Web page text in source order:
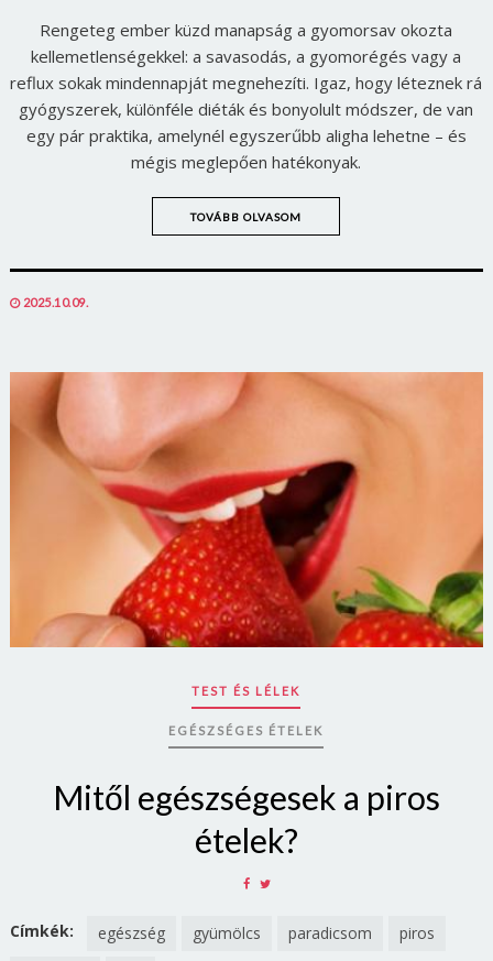
Rengeteg ember küzd manapság a gyomorsav okozta
kellemetlenségekkel: a savasodás, a gyomorégés vagy a
reflux sokak mindennapját megnehezíti. Igaz, hogy léteznek rá
gyógyszerek, különféle diéták és bonyolult módszer, de van
egy pár praktika, amelynél egyszerűbb aligha lehetne – és
mégis meglepően hatékonyak.
TOVÁBB OLVASOM
POSTED
2025.10.09.
TEST ÉS LÉLEK
EGÉSZSÉGES ÉTELEK
Mitől egészségesek a piros
ételek?
SHARE
TWITTER
Címkék: egészség gyümölcs paradicsom
piros